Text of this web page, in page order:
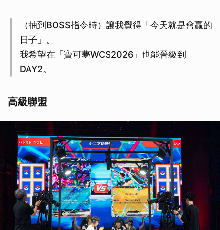
（抽到BOSS指令時）讓我覺得「今天就是會贏的
日子」。
我希望在「寶可夢WCS2026」也能晉級到
DAY2。
高級聯盟